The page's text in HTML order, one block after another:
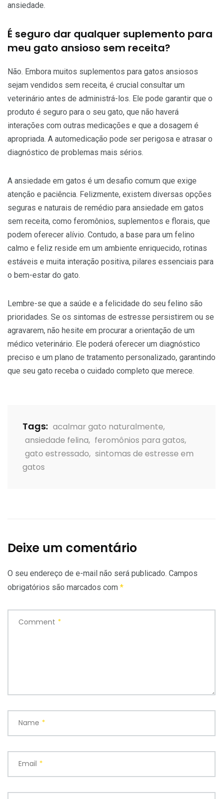
ansiedade.
É seguro dar qualquer suplemento para
meu gato ansioso sem receita?
Não. Embora muitos suplementos para gatos ansiosos
sejam vendidos sem receita, é crucial consultar um
veterinário antes de administrá-los. Ele pode garantir que o
produto é seguro para o seu gato, que não haverá
interações com outras medicações e que a dosagem é
apropriada. A automedicação pode ser perigosa e atrasar o
diagnóstico de problemas mais sérios.
A ansiedade em gatos é um desafio comum que exige
atenção e paciência. Felizmente, existem diversas opções
seguras e naturais de remédio para ansiedade em gatos
sem receita, como feromônios, suplementos e florais, que
podem oferecer alívio. Contudo, a base para um felino
calmo e feliz reside em um ambiente enriquecido, rotinas
estáveis e muita interação positiva, pilares essenciais para
o bem-estar do gato.
Lembre-se que a saúde e a felicidade do seu felino são
prioridades. Se os sintomas de estresse persistirem ou se
agravarem, não hesite em procurar a orientação de um
médico veterinário. Ele poderá oferecer um diagnóstico
preciso e um plano de tratamento personalizado, garantindo
que seu gato receba o cuidado completo que merece.
Tags: acalmar gato naturalmente,
ansiedade felina, feromônios para gatos,
gato estressado, sintomas de estresse em
gatos
Deixe um comentário
O seu endereço de e-mail não será publicado. Campos
obrigatórios são marcados com *
Comment *
Name *
Email *